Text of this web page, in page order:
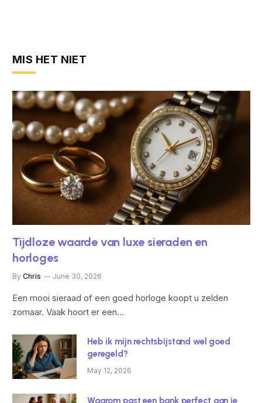
MIS HET NIET
Tijdloze waarde van luxe sieraden en
horloges
By Chris June 30, 2026
Een mooi sieraad of een goed horloge koopt u zelden
zomaar. Vaak hoort er een…
Heb ik mijn rechtsbijstand wel goed
geregeld?
May 12, 2026
Waarom past een bank perfect aan je